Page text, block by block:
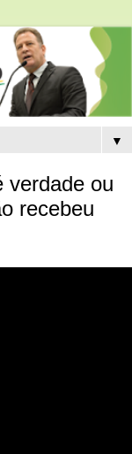
▼
verdade ou
recebeu